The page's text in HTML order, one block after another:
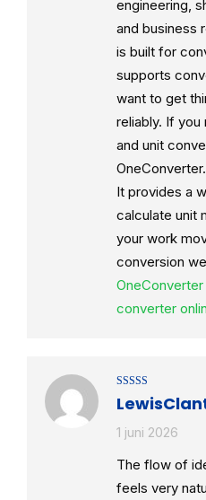
engineering,
and business
is built for
supports
want to get
reliably. If
and unit
It provides a
calculate unit
your work
conversion
converter
Gewaardeerd
4uit 5
1 juni 2026
The flow of
feels very